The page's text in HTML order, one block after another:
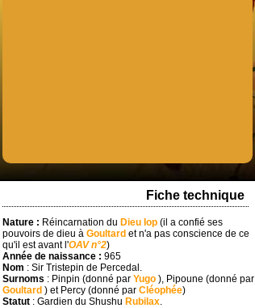
Fiche technique
Nature : Réincarnation du Dieu Iop (il a confié ses
pouvoirs de dieu à Goultard et n'a pas conscience de ce
qu'il est avant l'OAV n°2)
Année de naissance : 965
Nom : Sir Tristepin de Percedal.
Surnoms : Pinpin (donné par Yugo ), Pipoune (donné par
Goultard ) et Percy (donné par Cléophée)
Statut : Gardien du Shushu Rubilax.